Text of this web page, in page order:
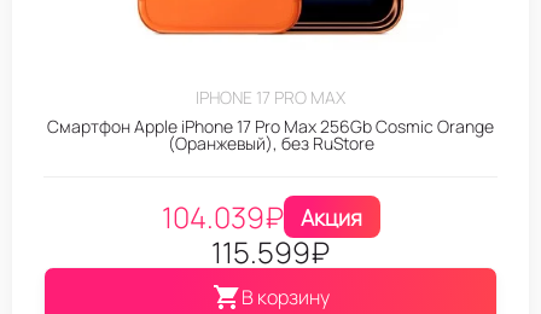
IPHONE 17 PRO MAX
Смартфон Apple iPhone 17 Pro Max 256Gb Cosmic Orange
(Оранжевый), без RuStore
104.039₽ Акция
115.599₽
В корзину